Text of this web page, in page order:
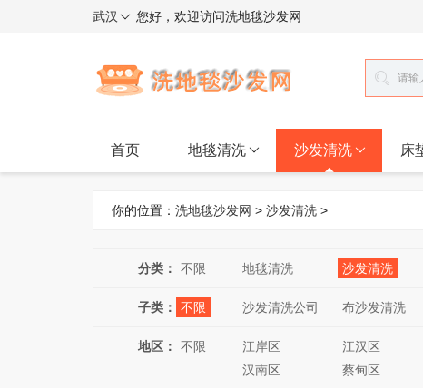
武汉 您好，欢迎访问洗地毯沙发网
首页 地毯清洗 沙发清洗 床
你的位置： 洗地毯沙发网 > 沙发清洗 >
分类： 不限 地毯清洗 沙发清洗
子类： 不限 沙发清洗公司 布沙发清洗
地区： 不限 江岸区 江汉区
汉南区
蔡甸区